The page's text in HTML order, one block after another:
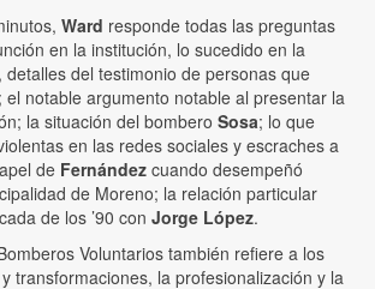
Ward responde todas las preguntas
en la institución, lo sucedido en la
del testimonio de personas que
notable argumento notable al presentar la
la situación del bombero Sosa; lo que
en las redes sociales y escraches a
de Fernández cuando desempeñó
de Moreno; la relación particular
de los ’90 con Jorge López.
Voluntarios también refiere a los
transformaciones, la profesionalización y la